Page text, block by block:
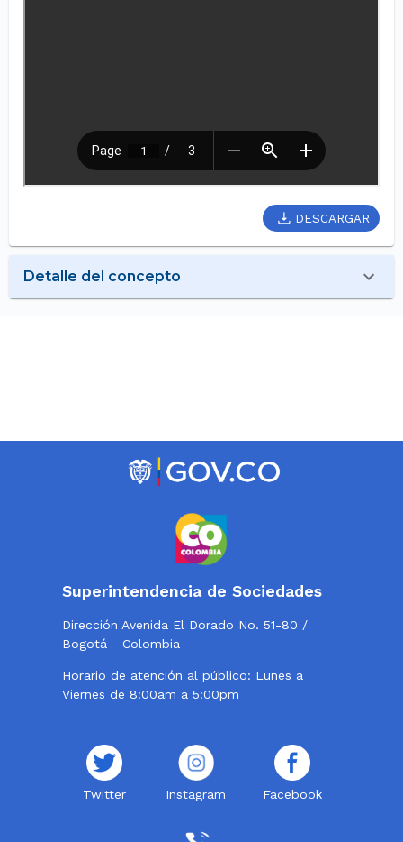
DESCARGAR
Detalle del concepto
Superintendencia de Sociedades
Dirección Avenida El Dorado No. 51-80 /
Bogotá - Colombia
Horario de atención al público: Lunes a
Viernes de 8:00am a 5:00pm
Twitter Instagram Facebook